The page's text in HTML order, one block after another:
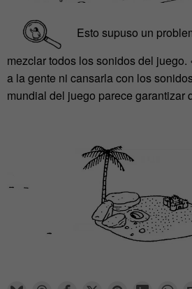
Esto supuso un
mezclar todos los sonidos del
a la gente ni cansarla con los
mundial del juego parece garantizar